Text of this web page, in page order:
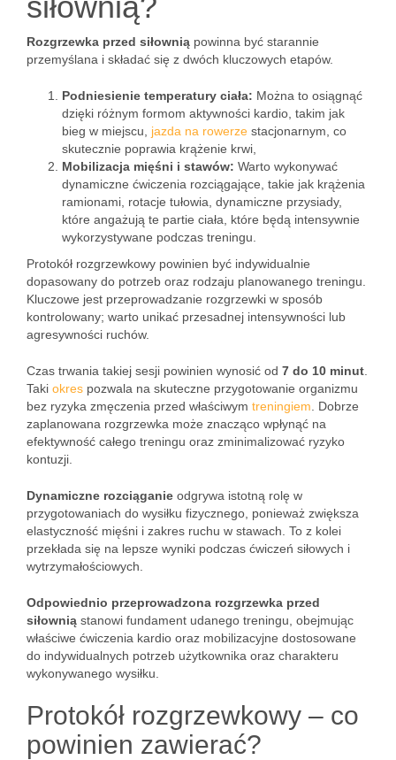
Rozgrzewka przed siłownią powinna być starannie
przemyślana i składać się z dwóch kluczowych etapów.
Podniesienie temperatury ciała: Można to osiągnąć
dzięki różnym formom aktywności kardio, takim jak
bieg w miejscu, jazda na rowerze stacjonarnym, co
skutecznie poprawia krążenie krwi,
Mobilizacja mięśni i stawów: Warto wykonywać
dynamiczne ćwiczenia rozciągające, takie jak krążenia
ramionami, rotacje tułowia, dynamiczne przysiady,
które angażują te partie ciała, które będą intensywnie
wykorzystywane podczas treningu.
Protokół rozgrzewkowy powinien być indywidualnie
dopasowany do potrzeb oraz rodzaju planowanego treningu.
Kluczowe jest przeprowadzanie rozgrzewki w sposób
kontrolowany; warto unikać przesadnej intensywności lub
agresywności ruchów.
Czas trwania takiej sesji powinien wynosić od 7 do 10 minut
Taki okres pozwala na skuteczne przygotowanie organizmu
bez ryzyka zmęczenia przed właściwym treningiem . Dobrze
zaplanowana rozgrzewka może znacząco wpłynąć na
efektywność całego treningu oraz zminimalizować ryzyko
kontuzji.
Dynamiczne rozciąganie odgrywa istotną rolę w
przygotowaniach do wysiłku fizycznego, ponieważ zwiększa
elastyczność mięśni i zakres ruchu w stawach. To z kolei
przekłada się na lepsze wyniki podczas ćwiczeń siłowych i
wytrzymałościowych.
Odpowiednio przeprowadzona rozgrzewka przed
siłownią stanowi fundament udanego treningu, obejmując
właściwe ćwiczenia kardio oraz mobilizacyjne dostosowane
do indywidualnych potrzeb użytkownika oraz charakteru
wykonywanego wysiłku.
Protokół rozgrzewkowy – co
powinien zawierać?